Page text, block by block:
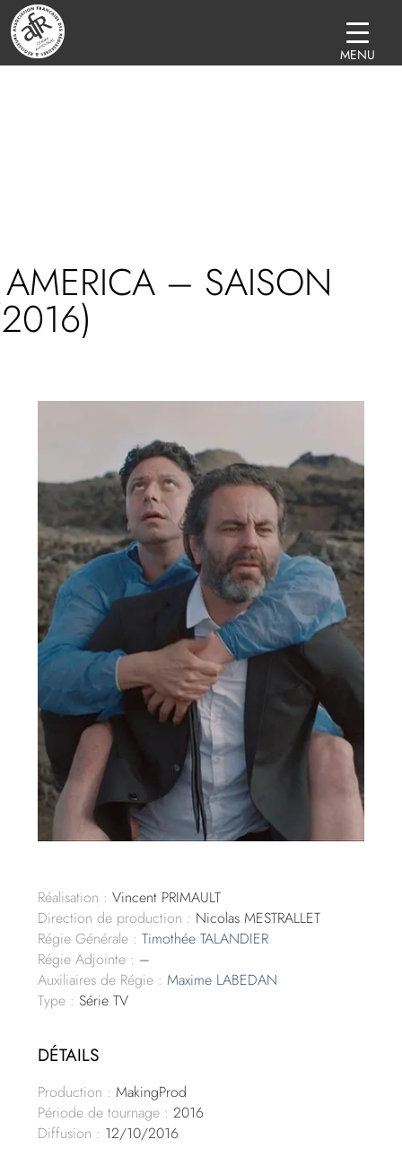
– SAISON
Réalisation : Vincent PRIMAULT
Direction de production : Nicolas MESTRALLET
Régie Générale : Timothée TALANDIER
Régie Adjointe : –
Auxiliaires de Régie : Maxime LABEDAN
Type : Série TV
DÉTAILS
Production : MakingProd
Période de tournage : 2016
Diffusion : 12/10/2016
MENU